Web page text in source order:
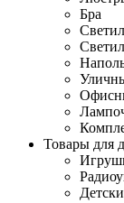
Бра
Товары для